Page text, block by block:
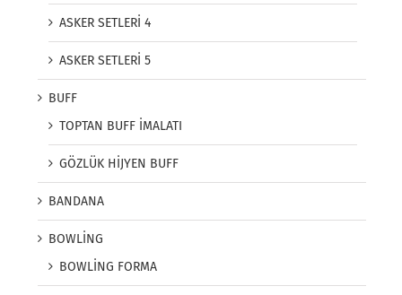
ASKER SETLERİ 4
ASKER SETLERİ 5
BUFF
TOPTAN BUFF İMALATI
GÖZLÜK HİJYEN BUFF
BANDANA
BOWLİNG
BOWLİNG FORMA